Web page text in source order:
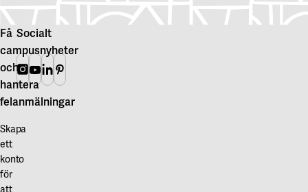
Få
campusnyheter
och
hantera
felanmälningar
Skapa
ett
konto
för
att
Socialt
Instagram
Youtube
Linkedin
Pinterest